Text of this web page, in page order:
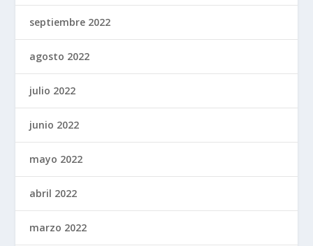
septiembre 2022
agosto 2022
julio 2022
junio 2022
mayo 2022
abril 2022
marzo 2022